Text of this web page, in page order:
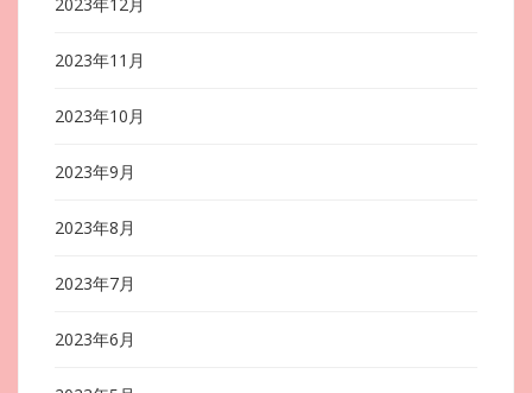
2023年11月
2023年10月
2023年9月
2023年8月
2023年7月
2023年6月